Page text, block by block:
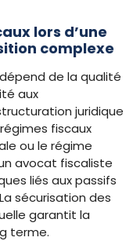
lors d’une
complexe
de la qualité
aux
juridique
fiscaux
ou le régime
avocat fiscaliste
liés aux passifs
sécurisation des
garantit la
terme.